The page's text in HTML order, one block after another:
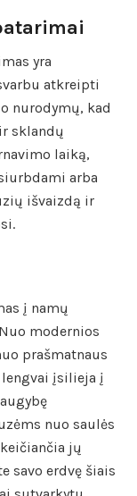
yra
atkreipti
nurodymų, kad
sklandų
laiką,
arba
išvaizdą ir
į namų
modernios
prašmatnaus
įsilieja į
nuo saulės
jų
savo erdvę šiais